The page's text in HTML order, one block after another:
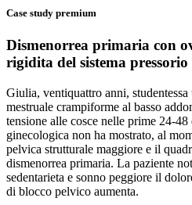
Case study premium
Dismenorrea primaria con
rigidita del sistema pressorio
Giulia, ventiquattro anni,
mestruale crampiforme al basso
tensione alle cosce nelle prime 24-
ginecologica non ha mostrato, al
pelvica strutturale maggiore e il
dismenorrea primaria. La paziente
sedentarieta e sonno peggiore il
di blocco pelvico aumenta.